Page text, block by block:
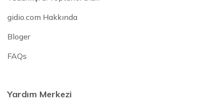
gidio.com Hakkında
Bloger
FAQs
Yardım Merkezi